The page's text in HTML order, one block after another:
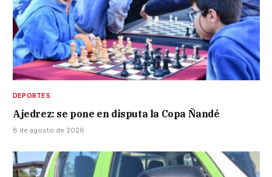
DEPORTES
Ajedrez: se pone en disputa la Copa Ñandé
8 de agosto de 2026